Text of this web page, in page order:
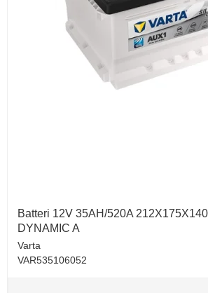
Batteri 12V 35AH/520A
DYNAMIC A
Varta
VAR535106052